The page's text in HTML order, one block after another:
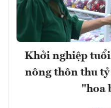
Khởi nghiệp
nông thôn thu
"hoa